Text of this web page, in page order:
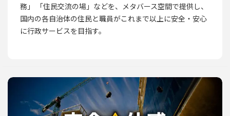
務」 「住民交流の場」などを、メタバース空間で提供し、
国内の各自治体の住民と職員がこれまで以上に安全・安心
に行政サービスを目指す。